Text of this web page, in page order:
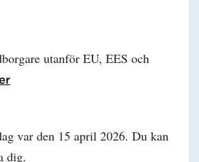
utanför EU, EES och
Läs mer om Studieavgift
var den 15 april 2026. Du kan
dig.